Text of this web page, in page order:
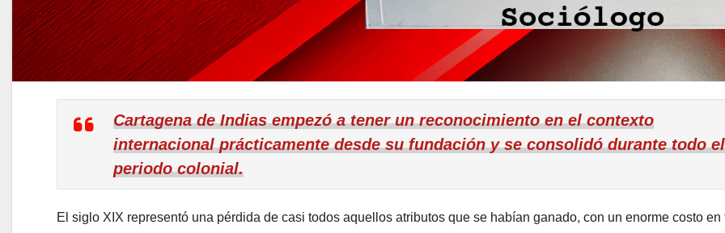
Cartagena de Indias empezó a tener un reconocimiento en el contexto
internacional prácticamente desde su fundación y se consolidó durante todo el
periodo colonial.
El siglo XIX representó una pérdida de casi todos aquellos atributos que se habían ganado, con un enorme costo en